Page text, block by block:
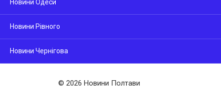
Новини Одеси
Новини Рівного
Новини Чернігова
© 2026 Новини Полтави